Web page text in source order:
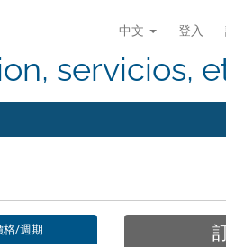
中文 登入
servicios,
格/週期